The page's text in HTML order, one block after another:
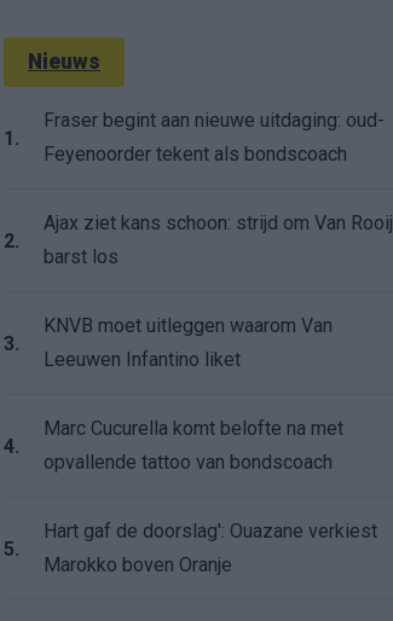
Nieuws
1.
Fraser begint aan nieuwe uitdaging: oud-
Feyenoorder tekent als bondscoach
2.
Ajax ziet kans schoon: strijd om Van Rooij
barst los
3.
KNVB moet uitleggen waarom Van
Leeuwen Infantino liket
4.
Marc Cucurella komt belofte na met
opvallende tattoo van bondscoach
5.
Hart gaf de doorslag': Ouazane verkiest
Marokko boven Oranje